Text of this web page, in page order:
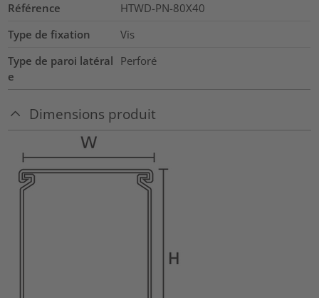
Référence
HTWD-PN-80X40
Type de fixation
Vis
Type de paroi latéral
e
Perforé
Dimensions produit